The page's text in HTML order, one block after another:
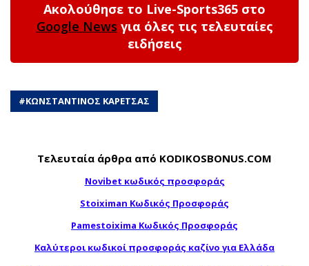
Ακολούθησε το Live-Sports365 στο
Google News για όλες τις τελευταίες
ειδήσεις
#ΚΩΝΣΤΑΝΤΙΝΟΣ ΚΑΡΕΤΣΑΣ
Τελευταία άρθρα από KODIKOSBONUS.COM
Novibet κωδικός προσφοράς
Stoiximan Κωδικός Προσφοράς
Pamestoixima Κωδικός Προσφοράς
Καλύτεροι κωδικοί προσφοράς καζίνο για Ελλάδα